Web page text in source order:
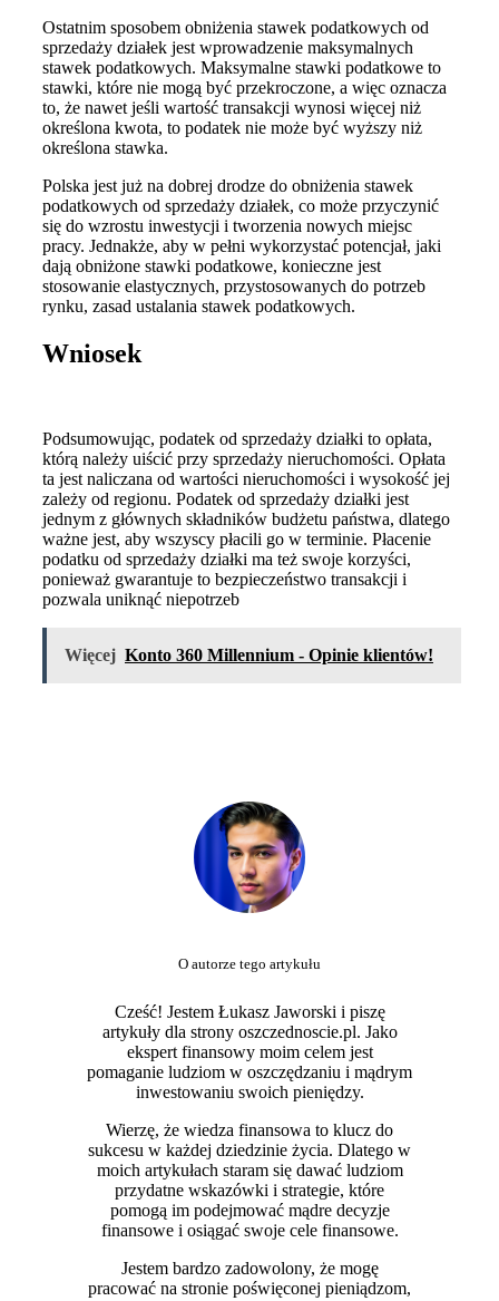
Ostatnim sposobem obniżenia stawek podatkowych od
sprzedaży działek jest wprowadzenie maksymalnych
stawek podatkowych. Maksymalne stawki podatkowe to
stawki, które nie mogą być przekroczone, a więc oznacza
to, że nawet jeśli wartość transakcji wynosi więcej niż
określona kwota, to podatek nie może być wyższy niż
określona stawka.
Polska jest już na dobrej drodze do obniżenia stawek
podatkowych od sprzedaży działek, co może przyczynić
się do wzrostu inwestycji i tworzenia nowych miejsc
pracy. Jednakże, aby w pełni wykorzystać potencjał, jaki
dają obniżone stawki podatkowe, konieczne jest
stosowanie elastycznych, przystosowanych do potrzeb
rynku, zasad ustalania stawek podatkowych.
Wniosek
Podsumowując, podatek od sprzedaży działki to opłata,
którą należy uiścić przy sprzedaży nieruchomości. Opłata
ta jest naliczana od wartości nieruchomości i wysokość jej
zależy od regionu. Podatek od sprzedaży działki jest
jednym z głównych składników budżetu państwa, dlatego
ważne jest, aby wszyscy płacili go w terminie. Płacenie
podatku od sprzedaży działki ma też swoje korzyści,
ponieważ gwarantuje to bezpieczeństwo transakcji i
pozwala uniknąć niepotrzeb
Więcej Konto 360 Millennium - Opinie klientów!
O autorze tego artykułu
Cześć! Jestem Łukasz Jaworski i piszę
artykuły dla strony oszczednoscie.pl. Jako
ekspert finansowy moim celem jest
pomaganie ludziom w oszczędzaniu i mądrym
inwestowaniu swoich pieniędzy.
Wierzę, że wiedza finansowa to klucz do
sukcesu w każdej dziedzinie życia. Dlatego w
moich artykułach staram się dawać ludziom
przydatne wskazówki i strategie, które
pomogą im podejmować mądre decyzje
finansowe i osiągać swoje cele finansowe.
Jestem bardzo zadowolony, że mogę
pracować na stronie poświęconej pieniądzom,